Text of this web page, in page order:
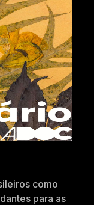
como
para as